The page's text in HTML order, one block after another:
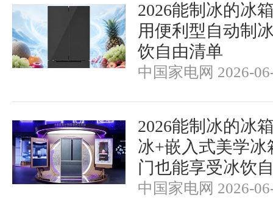
2026能制冰的冰
用便利型自动制
饮自由清单
中国家电网 2026-
2026能制冰的冰
冰+嵌入式美学
门也能享受冰饮
中国家电网 2026-